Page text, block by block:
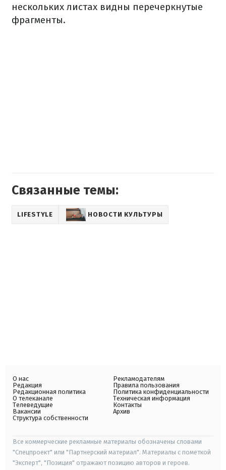
нескольких листах видны перечеркнутые
фрагменты.
Связанные темы:
LIFESTYLE НОВОСТИ КУЛЬТУРЫ
О нас
Редакция
Редакционная политика
О телеканале
Телеведущие
Вакансии
Структура собственности
Рекламодателям
Правила пользования
Политика конфиденциальности
Техническая информация
Контакты
Архив
Все коммерческие рекламные материалы обозначены словами
"Спецпроект" или "Партнерский материал". Материалы с пометкой
"Эксперт", "Позиция" отражают позицию авторов и героев.